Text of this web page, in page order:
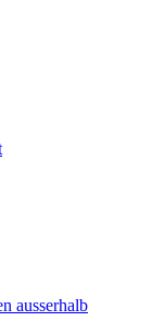
ausserhalb